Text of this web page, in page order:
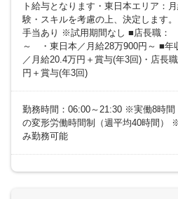
ト給与となります・東日本エリア：
験・スキルを考慮の上、決定します
手当あり ※試用期間なし ■店長職：
～ ・東日本／月給28万900円～ ■年
／月給20.4万円＋賞与(年3回)・店長
円＋賞与(年3回)
勤務時間：06:00～21:30 ※実働8時
の変形労働時間制（週平均40時間）
み勤務可能